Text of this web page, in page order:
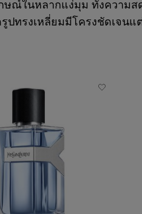
ลักษณ์ในหลากแง่มุม ทั้งคว
รูปทรงเหลี่ยมมีโครงชัดเจ